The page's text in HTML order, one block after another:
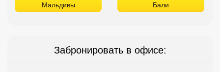
Мальдивы Бали
Забронировать в офисе: